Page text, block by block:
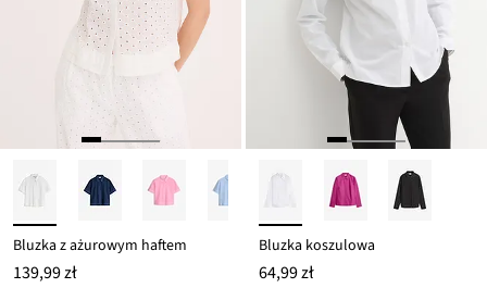
Bluzka z ażurowym haftem
139,99 zł
Bluzka koszulowa
64,99 zł